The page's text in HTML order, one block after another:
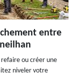
entre
refaire ou créer une
niveler votre